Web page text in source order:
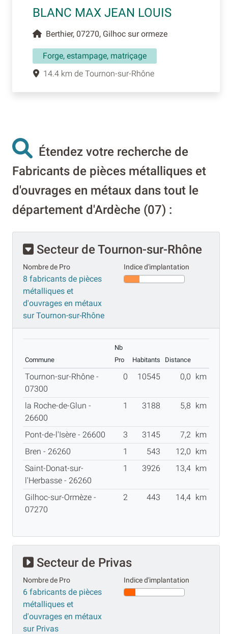
BLANC MAX JEAN LOUIS
Berthier, 07270, Gilhoc sur ormeze
Forge, estampage, matriçage
14.4 km de Tournon-sur-Rhône
Étendez votre recherche de
Fabricants de pièces métalliques et
d'ouvrages en métaux dans tout le
département d'Ardèche (07) :
Secteur de Tournon-sur-Rhône
Nombre de Pro
8 fabricants de pièces
métalliques et
d'ouvrages en métaux
sur Tournon-sur-Rhône
Indice d'implantation
Commune
Nb
Pro
Habitants Distance
Tournon-sur-Rhône -
07300
0 10545 0,0 km
la Roche-de-Glun -
26600
1 3188 5,8 km
Pont-de-l'Isère - 26600 3 3145 7,2 km
Bren - 26260
1 543 12,0 km
Saint-Donat-sur-
l'Herbasse - 26260
1 3926 13,4 km
Gilhoc-sur-Ormèze -
07270
2 443 14,4 km
Secteur de Privas
Nombre de Pro
6 fabricants de pièces
métalliques et
d'ouvrages en métaux
sur Privas
Indice d'implantation